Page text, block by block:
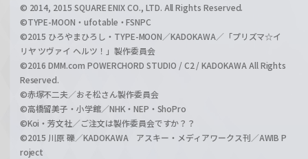
© 2014, 2015 SQUARE ENIX CO., LTD. All Rights Reserved.
©TYPE-MOON・ufotable・FSNPC
©2015 ひろやまひろし・TYPE-MOON／KADOKAWA／「プリズマ☆イ
リヤ ツヴァイ ヘルツ！」製作委員会
©2016 DMM.com POWERCHORD STUDIO / C2 / KADOKAWA All Rights
Reserved.
©赤塚不二夫／おそ松さん製作委員会
©高橋留美子・小学館／NHK・NEP・ShoPro
©Koi・芳文社／ご注文は製作委員会ですか？？
©2015 川原 礫／KADOKAWA アスキー・メディアワークス刊／AWIB P
roject